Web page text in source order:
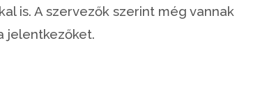
is. A szervezők szerint még vannak
jelentkezőket.